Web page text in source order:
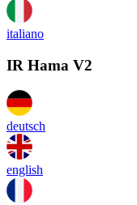
italiano
IR Hama V2
deutsch
english